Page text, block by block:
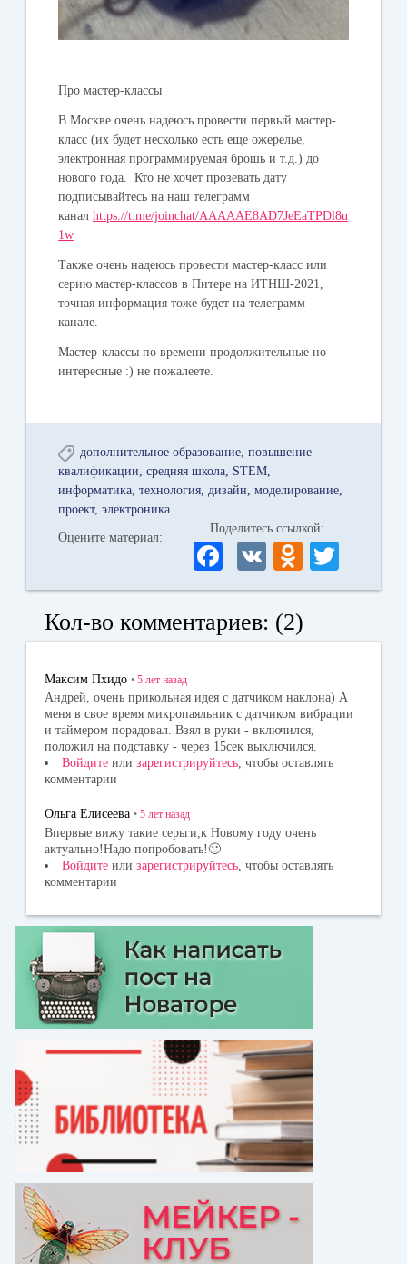
Про мастер-классы
В Москве очень надеюсь провести первый мастер-
класс (их будет несколько есть еще ожерелье,
электронная программируемая брошь и т.д.) до
нового года. Кто не хочет прозевать дату
подписывайтесь на наш телеграмм
каналhttps://t.me/joinchat/AAAAAE8AD7JeEaTPDl8u
1w
Также очень надеюсь провести мастер-класс или
серию мастер-классов в Питере на ИТНШ-2021,
точная информация тоже будет на телеграмм
канале.
Мастер-классы по времени продолжительные но
интересные :) не пожалеете.
дополнительное образование повышение
квалификации
средняя школа STEM
информатика технология дизайн
моделирование
проект электроника
Оцените материал:
Поделитесь ссылкой:
Fa
ce
bo
ok
V
K
O
dn
la
ni
ki
wi
r
Кол-во комментариев: (2)
Максим Пхидо • 5 лет назад
Андрей, очень прикольная идея с датчиком наклона) А
меня в свое время микропаяльник с датчиком вибрации
и таймером порадовал. Взял в руки - включился,
положил на подставку - через 15сек выключился.
Войдите или зарегистрируйтесь, чтобы оставлять
комментарии
Ольга Елисеева • 5 лет назад
Впервые вижу такие серьги,к Новому году очень
актуально!Надо попробовать!🙂
Войдите или зарегистрируйтесь , чтобы оставлять
комментарии